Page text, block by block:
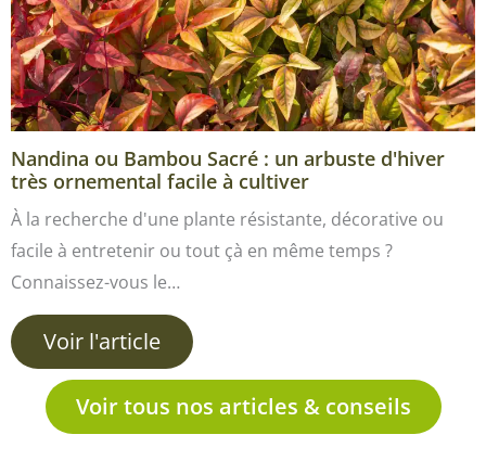
Nandina ou Bambou Sacré : un arbuste d'hiver
très ornemental facile à cultiver
À la recherche d'une plante résistante, décorative ou
facile à entretenir ou tout çà en même temps ?
Connaissez-vous le…
Voir l'article
Voir tous nos articles & conseils